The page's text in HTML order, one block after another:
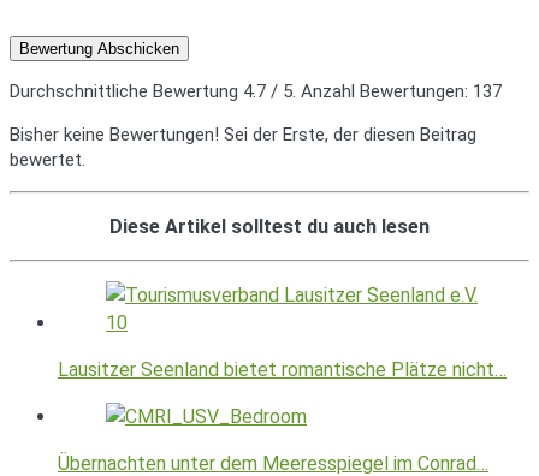
Bewertung Abschicken
Durchschnittliche Bewertung 4.7 / 5. Anzahl Bewertungen: 137
Bisher keine Bewertungen! Sei der Erste, der diesen Beitrag
bewertet.
Diese Artikel solltest du auch lesen
Lausitzer Seenland bietet romantische Plätze nicht…
Übernachten unter dem Meeresspiegel im Conrad…